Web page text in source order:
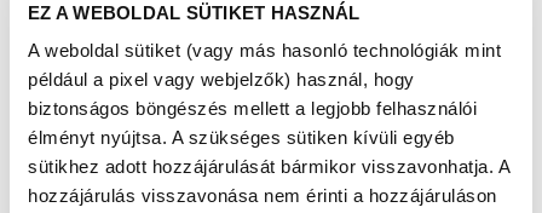
EZ A WEBOLDAL SÜTIKET HASZNÁL
A weboldal sütiket (vagy más hasonló technológiák mint
például a pixel vagy webjelzők) használ, hogy
biztonságos böngészés mellett a legjobb felhasználói
élményt nyújtsa. A szükséges sütiken kívüli egyéb
sütikhez adott hozzájárulását bármikor visszavonhatja. A
hozzájárulás visszavonása nem érinti a hozzájáruláson
tanácsadásoknak és interaktív, motivációs előadásoknak
is helyet ad. Az ingyenes szűrésekre nem szükséges
előzetesen regisztrálni, kortól függetlenül bárki részt
vehet rajtuk.
A Richter Egészségváros keretében a
magyar
gyógyszergyártó vállalat idén is 3,5 millió forintos
alaptámogatásban részesíti a programban részt vevő
egészségügyi intézményeket. Ezt az összegeta lakosok